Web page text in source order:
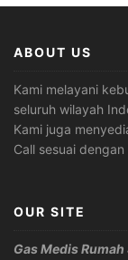
ABOUT US
Kami melayani
seluruh wilayah
Kami juga
Call sesuai
OUR SITE
Gas Medis Rumah